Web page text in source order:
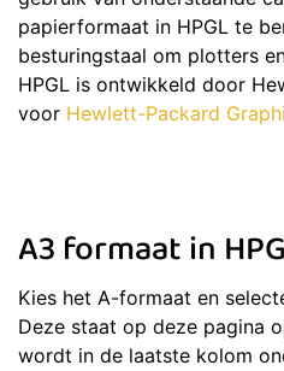
papierformaat in HPGL te
besturingstaal om plotters
HPGL is ontwikkeld door
voor Hewlett-Packard
A3 formaat in
Kies het A-formaat en
Deze staat op deze pagina
wordt in de laatste kolom